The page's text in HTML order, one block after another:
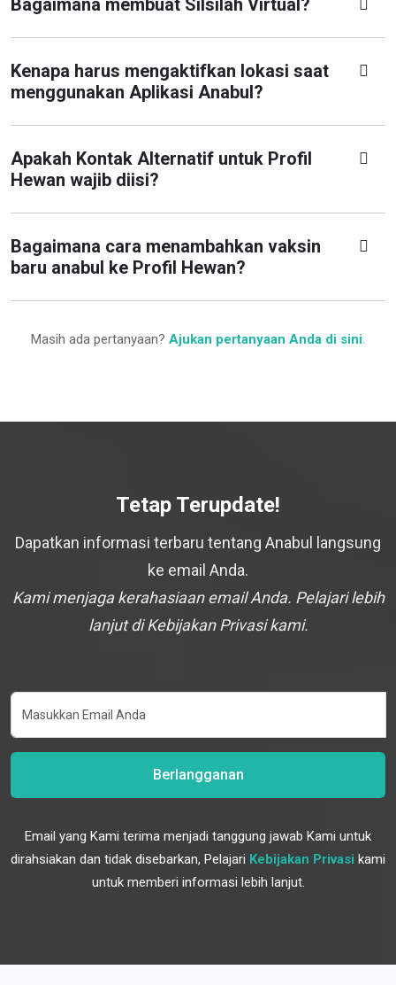
Bagaimana membuat Silsilah Virtual?
Kenapa harus mengaktifkan lokasi saat
menggunakan Aplikasi Anabul?
Apakah Kontak Alternatif untuk Profil
Hewan wajib diisi?
Bagaimana cara menambahkan vaksin
baru anabul ke Profil Hewan?
Masih ada pertanyaan? Ajukan pertanyaan Anda di sini.
Tetap Terupdate!
Dapatkan informasi terbaru tentang Anabul langsung
ke email Anda.
Kami menjaga kerahasiaan email Anda. Pelajari lebih
lanjut di Kebijakan Privasi kami.
Berlangganan
Email yang Kami terima menjadi tanggung jawab Kami untuk
dirahsiakan dan tidak disebarkan, Pelajari Kebijakan Privasi kami
untuk memberi informasi lebih lanjut.